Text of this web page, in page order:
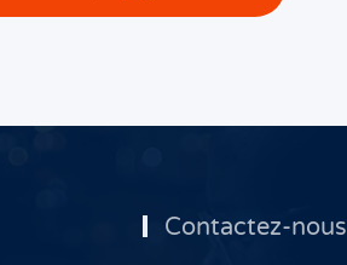
Contactez-nous